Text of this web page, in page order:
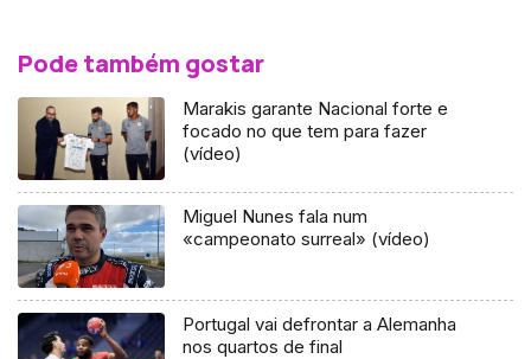
Pode também gostar
Marakis garante Nacional forte e
focado no que tem para fazer
(vídeo)
Miguel Nunes fala num
«campeonato surreal» (vídeo)
Portugal vai defrontar a Alemanha
nos quartos de final